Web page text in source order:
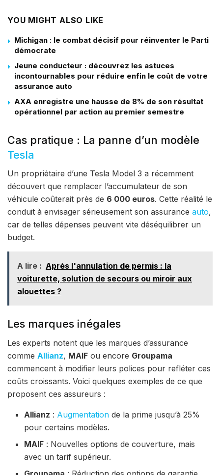
YOU MIGHT ALSO LIKE
Michigan : le combat décisif pour réinventer le Parti
démocrate
Jeune conducteur : découvrez les astuces
incontournables pour réduire enfin le coût de votre
assurance auto
AXA enregistre une hausse de 8% de son résultat
opérationnel par action au premier semestre
Cas pratique : La panne d’un modèle
Tesla
Un propriétaire d’une Tesla Model 3 a récemment
découvert que remplacer l’accumulateur de son
véhicule coûterait près de 6 000 euros. Cette réalité le
conduit à envisager sérieusement son assurance auto,
car de telles dépenses peuvent vite déséquilibrer un
budget.
A lire : Après l'annulation de permis : la
voiturette, solution de secours ou miroir aux
alouettes ?
Les marques inégales
Les experts notent que les marques d’assurance
comme Allianz, MAIF ou encore Groupama
commencent à modifier leurs polices pour refléter ces
coûts croissants. Voici quelques exemples de ce que
proposent ces assureurs :
Allianz : Augmentation de la prime jusqu’à 25%
pour certains modèles.
MAIF : Nouvelles options de couverture, mais
avec un tarif supérieur.